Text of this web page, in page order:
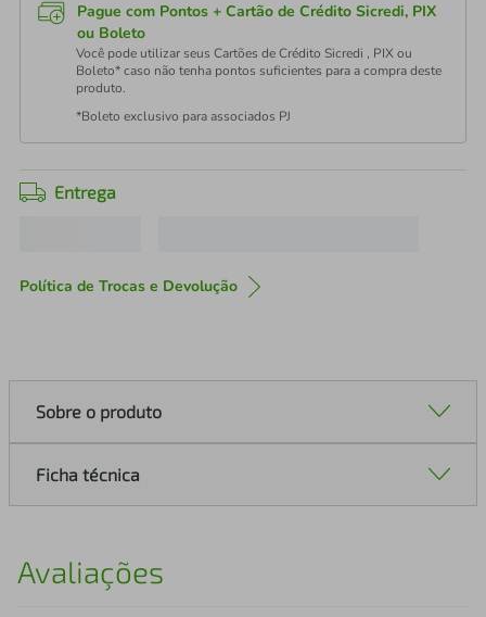
Pague com Pontos + Cartão de Crédito Sicredi, PIX
ou Boleto
Você pode utilizar seus Cartões de Crédito Sicredi , PIX ou
Boleto* caso não tenha pontos suficientes para a compra deste
produto.
*Boleto exclusivo para associados PJ
Entrega
Política de Trocas e Devolução
Sobre o produto
Ficha técnica
Avaliações